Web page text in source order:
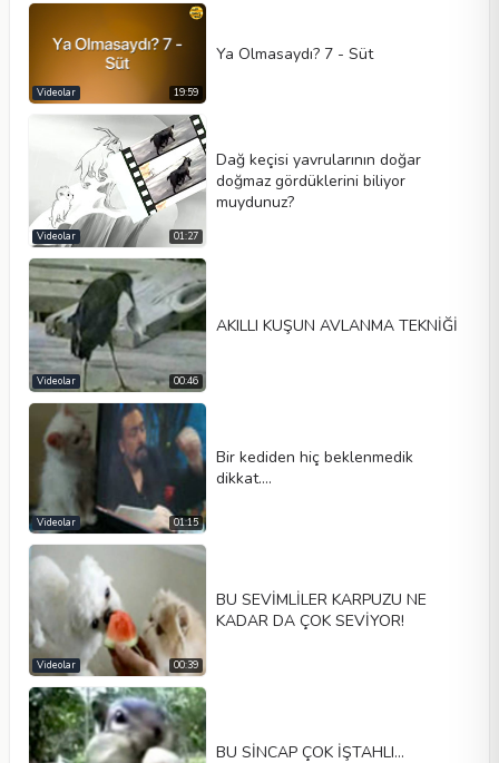
Otomatik oynat
Kontrolleri göster
Döngü
Genişlik
Yükseklik
19:59
Videolar
Ya Olmasaydı? 7 - Süt
01:27
Videolar
Dağ keçisi yavrularının doğar
doğmaz gördüklerini biliyor
muydunuz?
00:46
Videolar
AKILLI KUŞUN AVLANMA TEKNİĞİ
01:15
Videolar
Bir kediden hiç beklenmedik
dikkat….
00:39
Videolar
BU SEVİMLİLER KARPUZU NE
KADAR DA ÇOK SEVİYOR!
BU SİNCAP ÇOK İŞTAHLI...